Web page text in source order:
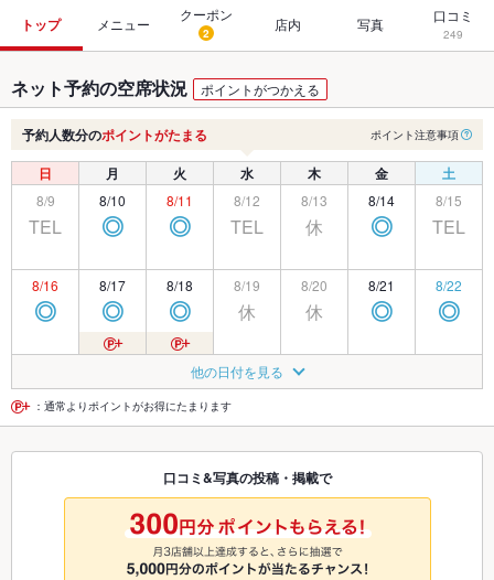
トップ メニュー
クーポン
2 店内 写真 口コミ
249
ネット予約の空席状況 ポイントがつかえる
予約人数分のポイントがたまる ポイント注意事項
日 月 火 水 木 金 土
8/9
TEL
8/10
◎
8/11
◎
8/12
TEL
8/13
休
8/14
◎
8/15
TEL
8/16
◎
8/17
◎
8/18
◎
8/19
休
8/20
休
8/21
◎
8/22
◎
◎ ◎
8/25
◎
8/26
◎
8/27
休 ◎ ◎
8/30 8/31 9/1
◎
9/2
◎
9/3
休
9/4 9/5
9/8
◎
9/9
◎
9/10
休
9/11
他の日付を見る
：通常よりポイントがお得にたまります
口コミ&写真の投稿・掲載で